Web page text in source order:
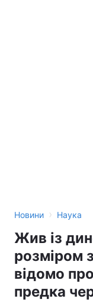
Новини › Наука
Жив із
розміром
відомо
предка